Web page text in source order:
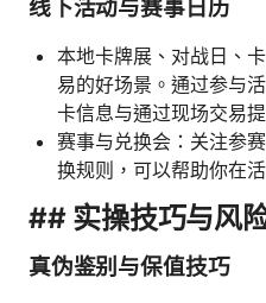
线下活动与赛事日历
本地卡牌展、对战日、
易的好场景。通过参与
卡信息与通过现场交易
赛事与兑换会：关注参
换规则，可以帮助你在
## 实操技巧与风
真伪鉴别与保值技巧